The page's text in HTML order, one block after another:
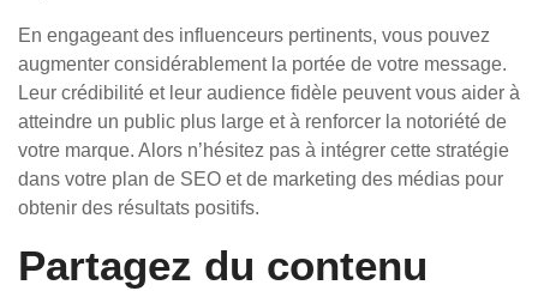
En engageant des influenceurs pertinents, vous pouvez
augmenter considérablement la portée de votre message.
Leur crédibilité et leur audience fidèle peuvent vous aider à
atteindre un public plus large et à renforcer la notoriété de
votre marque. Alors n’hésitez pas à intégrer cette stratégie
dans votre plan de SEO et de marketing des médias pour
obtenir des résultats positifs.
Partagez du contenu